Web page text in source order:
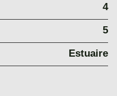
4
5
Estuaire